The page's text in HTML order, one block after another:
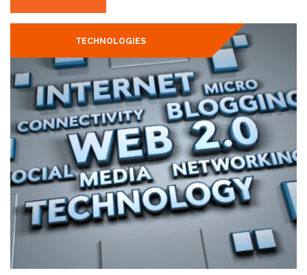
Group
Madagascar »
TECHNOLOGIES